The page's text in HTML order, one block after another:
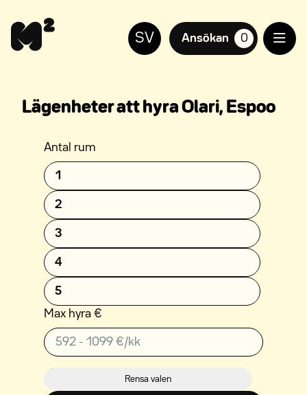
sisältöön
för
synskadade
SV Ansökan
suosikkiasuntoja,
0
Lägenheter att hyra Olari, Espoo
Antal rum
1
2
3
4
5
Max hyra €
Rensa valen